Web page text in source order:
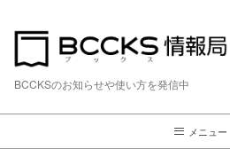
BCCKSのお知らせや使い方を発信中
メニュー